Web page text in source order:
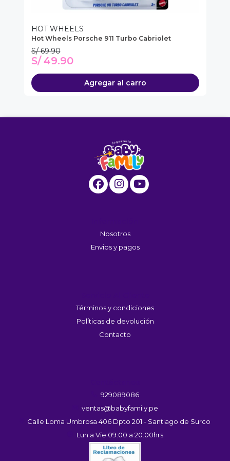
HOT WHEELS
Hot Wheels Porsche 911 Turbo Cabriolet
S/ 69.90
S/ 49.90
Agregar al carro
Nosotros
Envios y pagos
Términos y condiciones
Políticas de devolución
Contacto
929089086
ventas@babyfamily.pe
Calle Loma Umbrosa 406 Dpto 201 - Santiago de Surco
Lun a Vie 09:00 a 20:00hrs